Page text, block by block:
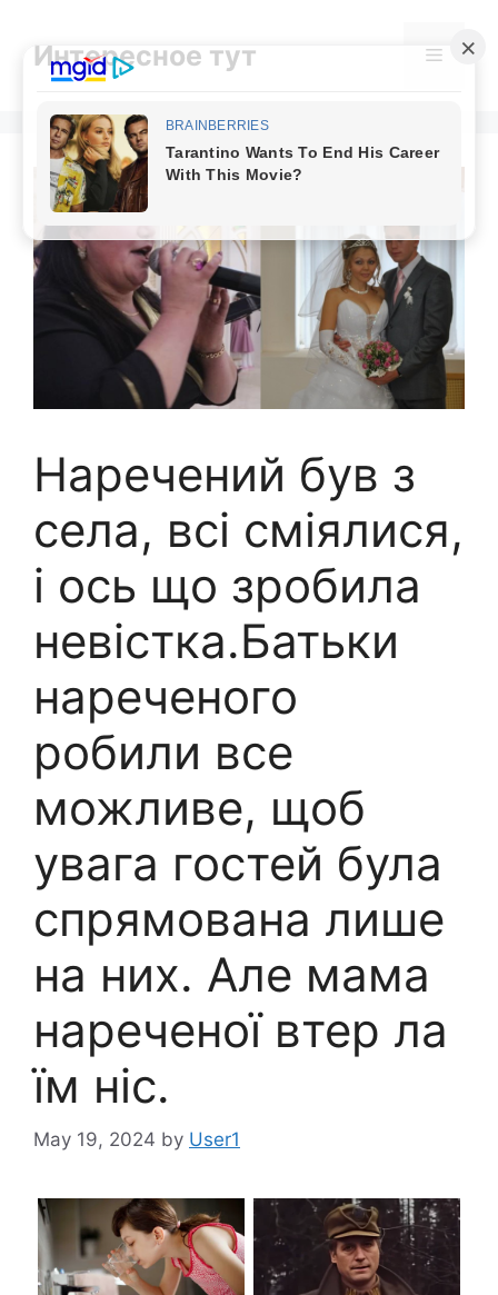
contentИнтересное тут Menu
Наречений був з
села, всі сміялися,
і ось що зробила
невістка.Батьки
нареченого
робили все
можливе, щоб
увага гостей була
спрямована лише
на них. Але мама
нареченої втер ла
їм ніс.
May 19, 2024 by User1